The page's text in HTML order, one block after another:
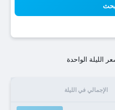
الليلة الواحدة
الإجمالي في الليلة